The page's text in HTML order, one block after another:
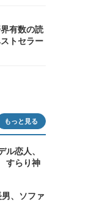
有数の読
トセラー
もっと見る
恋人、
すらり神
、ソファ